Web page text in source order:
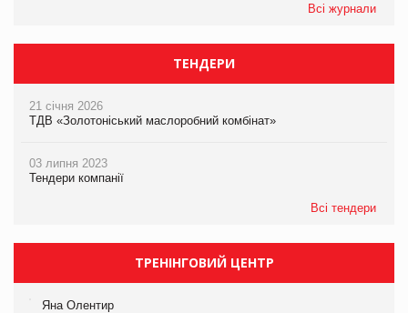
Всі журнали
ТЕНДЕРИ
21 січня 2026
ТДВ «Золотоніський маслоробний комбінат»
03 липня 2023
Тендери компанії
Всі тендери
ТРЕНІНГОВИЙ ЦЕНТР
Яна Олентир